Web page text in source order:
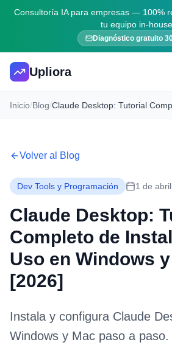
Consultoría IA para empresas — 100%
tu equipo in-house
Diagnóstico gratuito
Upliora
Inicio/Blog/
Volver al Blog
Dev Tools y Programación 1 de
Claude Desktop:
Completo de
Uso en Windows
[2026]
Instala y configura Claude
Windows y Mac paso a